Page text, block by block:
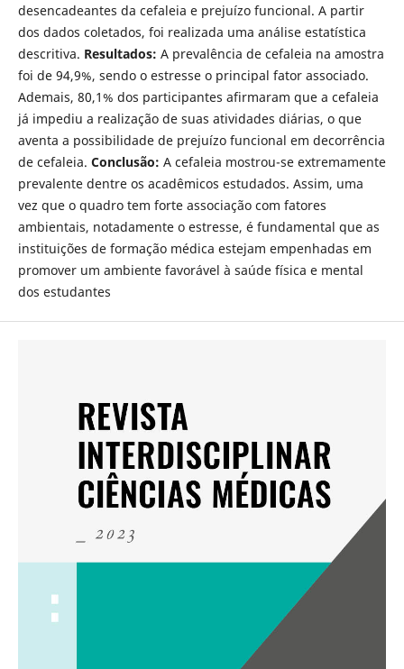
desencadeantes da cefaleia e prejuízo funcional. A partir
dos dados coletados, foi realizada uma análise estatística
descritiva. Resultados: A prevalência de cefaleia na amostra
foi de 94,9%, sendo o estresse o principal fator associado.
Ademais, 80,1% dos participantes afirmaram que a cefaleia
já impediu a realização de suas atividades diárias, o que
aventa a possibilidade de prejuízo funcional em decorrência
de cefaleia. Conclusão: A cefaleia mostrou-se extremamente
prevalente dentre os acadêmicos estudados. Assim, uma
vez que o quadro tem forte associação com fatores
ambientais, notadamente o estresse, é fundamental que as
instituições de formação médica estejam empenhadas em
promover um ambiente favorável à saúde física e mental
dos estudantes